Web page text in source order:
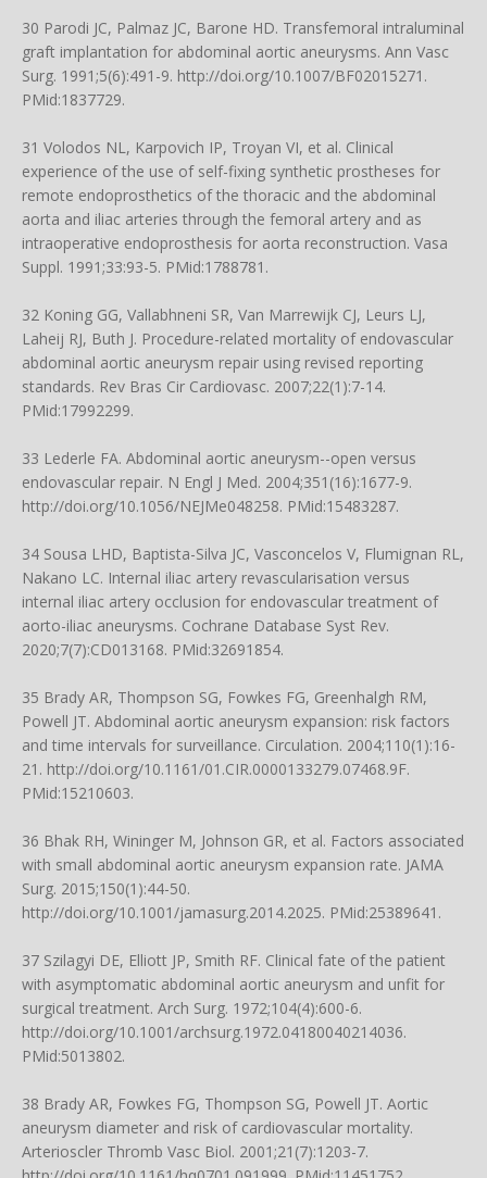
30 Parodi JC, Palmaz JC, Barone HD. Transfemoral intraluminal
graft implantation for abdominal aortic aneurysms. Ann Vasc
Surg. 1991;5(6):491-9. http://doi.org/10.1007/BF02015271 .
PMid:1837729.
31 Volodos NL, Karpovich IP, Troyan VI, et al. Clinical
experience of the use of self-fixing synthetic prostheses for
remote endoprosthetics of the thoracic and the abdominal
aorta and iliac arteries through the femoral artery and as
intraoperative endoprosthesis for aorta reconstruction. Vasa
Suppl. 1991;33:93-5. PMid:1788781.
32 Koning GG, Vallabhneni SR, Van Marrewijk CJ, Leurs LJ,
Laheij RJ, Buth J. Procedure-related mortality of endovascular
abdominal aortic aneurysm repair using revised reporting
standards. Rev Bras Cir Cardiovasc. 2007;22(1):7-14.
PMid:17992299.
33 Lederle FA. Abdominal aortic aneurysm--open versus
endovascular repair. N Engl J Med. 2004;351(16):1677-9.
http://doi.org/10.1056/NEJMe048258. PMid:15483287.
34 Sousa LHD, Baptista-Silva JC, Vasconcelos V, Flumignan RL,
Nakano LC. Internal iliac artery revascularisation versus
internal iliac artery occlusion for endovascular treatment of
aorto-iliac aneurysms. Cochrane Database Syst Rev.
2020;7(7):CD013168. PMid:32691854.
35 Brady AR, Thompson SG, Fowkes FG, Greenhalgh RM,
Powell JT. Abdominal aortic aneurysm expansion: risk factors
and time intervals for surveillance. Circulation. 2004;110(1):16-
21. http://doi.org/10.1161/01.CIR.0000133279.07468.9F.
PMid:15210603.
36 Bhak RH, Wininger M, Johnson GR, et al. Factors associated
with small abdominal aortic aneurysm expansion rate. JAMA
Surg. 2015;150(1):44-50.
http://doi.org/10.1001/jamasurg.2014.2025. PMid:25389641.
37 Szilagyi DE, Elliott JP, Smith RF. Clinical fate of the patient
with asymptomatic abdominal aortic aneurysm and unfit for
surgical treatment. Arch Surg. 1972;104(4):600-6.
http://doi.org/10.1001/archsurg.1972.04180040214036.
PMid:5013802.
38 Brady AR, Fowkes FG, Thompson SG, Powell JT. Aortic
aneurysm diameter and risk of cardiovascular mortality.
Arterioscler Thromb Vasc Biol. 2001;21(7):1203-7.